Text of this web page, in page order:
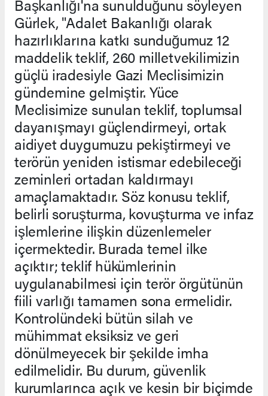
Başkanlığı'na sunulduğunu söyleyen
Gürlek, "Adalet Bakanlığı olarak
hazırlıklarına katkı sunduğumuz 12
maddelik teklif, 260 milletvekilimizin
güçlü iradesiyle Gazi Meclisimizin
gündemine gelmiştir. Yüce
Meclisimize sunulan teklif, toplumsal
dayanışmayı güçlendirmeyi, ortak
aidiyet duygumuzu pekiştirmeyi ve
terörün yeniden istismar edebileceği
zeminleri ortadan kaldırmayı
amaçlamaktadır. Söz konusu teklif,
belirli soruşturma, kovuşturma ve infaz
işlemlerine ilişkin düzenlemeler
içermektedir. Burada temel ilke
açıktır; teklif hükümlerinin
uygulanabilmesi için terör örgütünün
fiili varlığı tamamen sona ermelidir.
Kontrolündeki bütün silah ve
mühimmat eksiksiz ve geri
dönülmeyecek bir şekilde imha
edilmelidir. Bu durum, güvenlik
kurumlarınca açık ve kesin bir biçimde